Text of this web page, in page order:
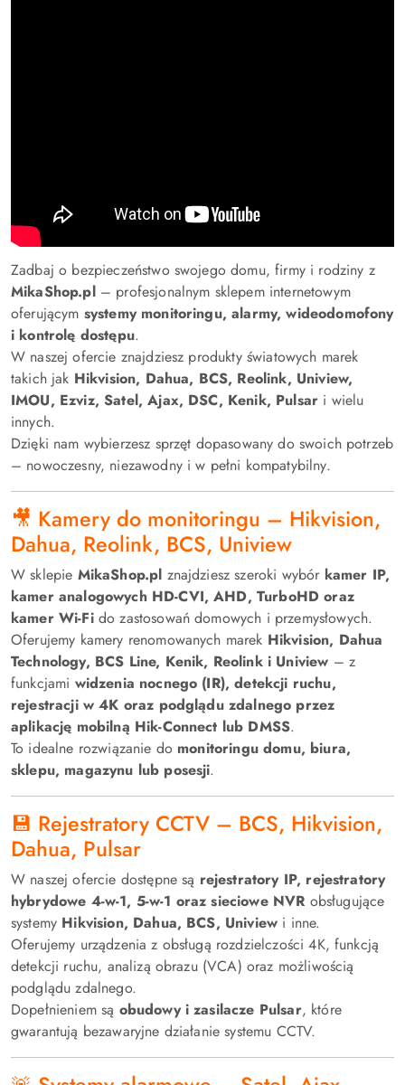
Zadbaj o bezpieczeństwo swojego domu, firmy i rodziny z
MikaShop.pl– profesjonalnym sklepem internetowym
oferującym systemy monitoringu, alarmy, wideodomofony
i kontrolę dostępu.
W naszej ofercie znajdziesz produkty światowych marek
takich jak Hikvision, Dahua, BCS, Reolink, Uniview,
IMOU, Ezviz, Satel, Ajax, DSC, Kenik, Pulsar i wielu
innych.
Dzięki nam wybierzesz sprzęt dopasowany do swoich potrzeb
– nowoczesny, niezawodny i w pełni kompatybilny.
🎥 Kamery do monitoringu – Hikvision,
Dahua, Reolink, BCS, Uniview
W sklepie MikaShop.pl znajdziesz szeroki wybór kamer IP,
kamer analogowych HD-CVI, AHD, TurboHD oraz
kamer Wi-Fido zastosowań domowych i przemysłowych.
Oferujemy kamery renomowanych marek Hikvision, Dahua
Technology, BCS Line, Kenik, Reolink i Uniview – z
funkcjami widzenia nocnego (IR), detekcji ruchu,
rejestracji w 4K oraz podglądu zdalnego przez
aplikację mobilną Hik-Connect lub DMSS.
To idealne rozwiązanie do monitoringu domu, biura,
sklepu, magazynu lub posesji.
💾 Rejestratory CCTV – BCS, Hikvision,
Dahua, Pulsar
W naszej ofercie dostępne są rejestratory IP, rejestratory
hybrydowe 4-w-1, 5-w-1 oraz sieciowe NVR obsługujące
systemy Hikvision, Dahua, BCS, Uniview i inne.
Oferujemy urządzenia z obsługą rozdzielczości 4K, funkcją
detekcji ruchu, analizą obrazu (VCA) oraz możliwością
podglądu zdalnego.
Dopełnieniem są obudowy i zasilacze Pulsar, które
gwarantują bezawaryjne działanie systemu CCTV.